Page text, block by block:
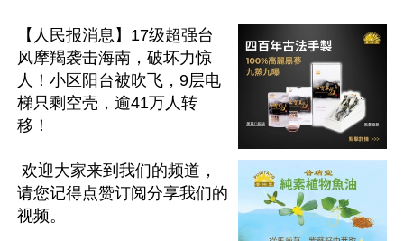
【人民报消息】17级超强台
风摩羯袭击海南，破坏力惊
人！小区阳台被吹飞，9层电
梯只剩空壳，逾41万人转
移！
请您记得点赞订阅分享我们的
视频。